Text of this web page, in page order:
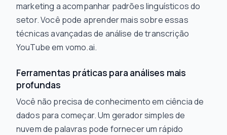
marketing a acompanhar padrões linguísticos do
setor. Você pode aprender mais sobre essas
técnicas avançadas de análise de transcrição
YouTube em vomo.ai.
Ferramentas práticas para análises mais
profundas
Você não precisa de conhecimento em ciência de
dados para começar. Um gerador simples de
nuvem de palavras pode fornecer um rápido